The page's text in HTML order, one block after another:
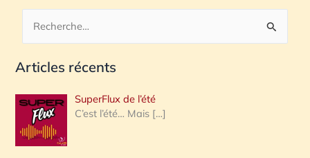
c
e
r
c
Articles récents
SuperFlux de l’été
C’est l’été… Mais […]